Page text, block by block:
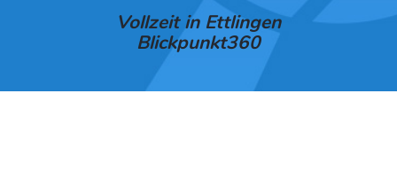
Vollzeit in Ettlingen
Blickpunkt360